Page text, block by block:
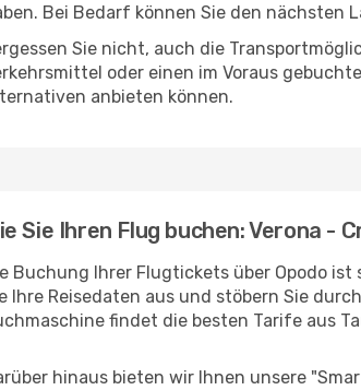
Bei Bedarf können Sie den nächsten
Sie nicht, auch die
oder einen im Voraus
anbieten können.
Sie Ihren Flug buchen: Verona -
Buchung Ihrer Flugtickets über Opodo
Ihre Reisedaten aus und stöbern Sie
findet die besten Tarife aus
hinaus bieten wir Ihnen unsere